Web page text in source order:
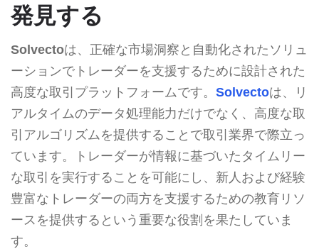
発見する
Solvectoは、正確な市場洞察と自動化されたソリュ
ーションでトレーダーを支援するために設計された
高度な取引プラットフォームです。 Solvectoは、リ
アルタイムのデータ処理能力だけでなく、高度な取
引アルゴリズムを提供することで取引業界で際立っ
ています。トレーダーが情報に基づいたタイムリー
な取引を実行することを可能にし、新人および経験
豊富なトレーダーの両方を支援するための教育リソ
ースを提供するという重要な役割を果たしていま
す。